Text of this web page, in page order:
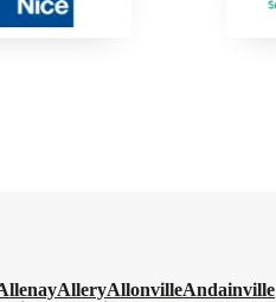
AlleryAllonvilleAndainville